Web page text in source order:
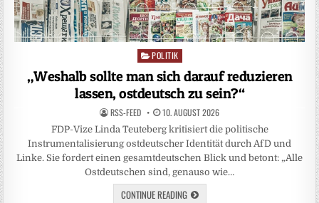
Posted
POLITIK
„Weshalb sollte man sich darauf reduzieren
lassen, ostdeutsch zu sein?“
RSS-FEED 10. AUGUST 2026
FDP-Vize Linda Teuteberg kritisiert die politische
Instrumentalisierung ostdeutscher Identität durch AfD und
Linke. Sie fordert einen gesamtdeutschen Blick und betont: „Alle
Ostdeutschen sind, genauso wie…
CONTINUE READING